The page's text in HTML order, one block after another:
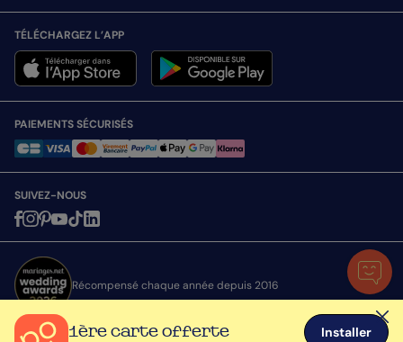
TÉLÉCHARGEZ L’APP
PAIEMENTS SÉCURISÉS
SUIVEZ-NOUS
Récompensé chaque année depuis 2016
1ère carte offerte Installer